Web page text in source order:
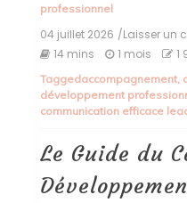
professionnel
04 juillet 2026 /Laisser un
14 mins 1 mois 1
Taggedaccompagnement,
développement
communication efficace
Le Guide du